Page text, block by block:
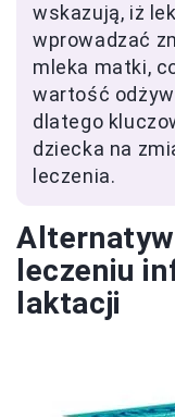
wskazują, iż
wprowadzać
mleka matki,
wartość
dlatego
dziecka na
leczenia.
leczeniu
laktacji